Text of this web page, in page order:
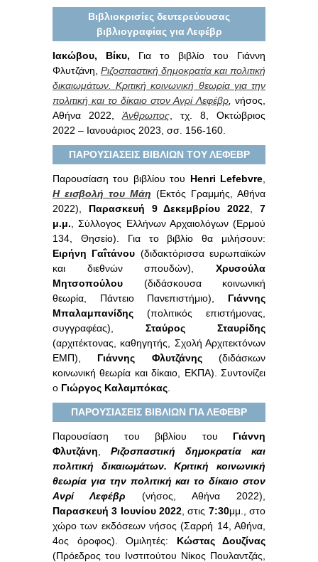
Βιβλιοκρισίες δευτερεύουσας
βιβλιογραφίας για Λεφέβρ
Ιακώβου, Βίκυ, Για το βιβλίο του Γιάννη
Φλυτζάνη, Ριζοσπαστική δημοκρατία και πολιτική
δικαιωμάτων. Κριτική κοινωνική θεωρία για την
πολιτική και το δίκαιο στον Ανρί Λεφέβρ νήσος,
Αθήνα 2022, Άνθρωπος , τχ. 8, Οκτώβριος
2022 – Ιανουάριος 2023, σσ. 156-160.
ΠΑΡΟΥΣΙΑΣΕΙΣ ΒΙΒΛΙΩΝ ΤΟΥ ΛΕΦΕΒΡ
Παρουσίαση του βιβλίου του Henri Lefebvre
Η εισβολή του Μάη (Εκτός Γραμμής, Αθήνα
2022), Παρασκευή 9 Δεκεμβρίου 2022 ,7
μ.μ. , Σύλλογος Ελλήνων Αρχαιολόγων (Ερμού
134, Θησείο). Για το βιβλίο θα μιλήσουν:
Ειρήνη Γαΐτάνου (διδακτόρισσα ευρωπαϊκών
και διεθνών σπουδών), Χρυσούλα
Μητσοπούλου (διδάσκουσα κοινωνική
θεωρία, Πάντειο Πανεπιστήμιο), Γιάννης
Μπαλαμπανίδης (πολιτικός επιστήμονας,
συγγραφέας), Σταύρος Σταυρίδης
(αρχιτέκτονας, καθηγητής, Σχολή Αρχιτεκτόνων
ΕΜΠ), Γιάννης Φλυτζάνης(διδάσκων
κοινωνική θεωρία και δίκαιο, ΕΚΠΑ). Συντονίζει
ο Γιώργος Καλαμπόκας
ΠΑΡΟΥΣΙΑΣΕΙΣ ΒΙΒΛΙΩΝ ΓΙΑ ΛΕΦΕΒΡ
Παρουσίαση του βιβλίου του Γιάννη
Φλυτζάνη
Ριζοσπαστική δημοκρατία και
πολιτική δικαιωμάτων. Κριτική κοινωνική
θεωρία για την πολιτική και το δίκαιο στον
Ανρί Λεφέβρ (νήσος, Αθήνα 2022),
Παρασκευή 3 Ιουνίου 2022 , στις 7:30μμ., στο
χώρο των εκδόσεων νήσος (Σαρρή 14, Αθήνα,
4ος όροφος). Ομιλητές: Κώστας Δουζίνας
(Πρόεδρος του Ινστιτούτου Νίκος Πουλαντζάς,